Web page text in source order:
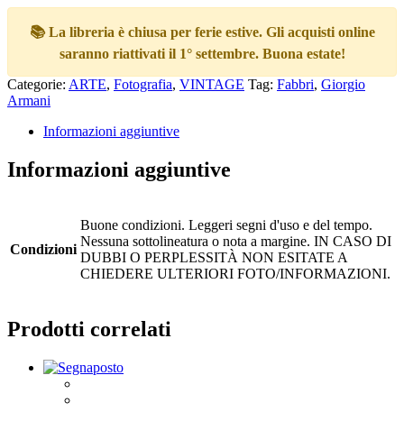
📚 La libreria è chiusa per ferie estive. Gli acquisti online
saranno riattivati il 1° settembre. Buona estate!
Categorie: ARTE, Fotografia, VINTAGE Tag: Fabbri, Giorgio
Armani
Informazioni aggiuntive
Informazioni aggiuntive
Condizioni
Buone condizioni. Leggeri segni d'uso e del tempo.
Nessuna sottolineatura o nota a margine. IN CASO DI
DUBBI O PERPLESSITÀ NON ESITATE A
CHIEDERE ULTERIORI FOTO/INFORMAZIONI.
Prodotti correlati